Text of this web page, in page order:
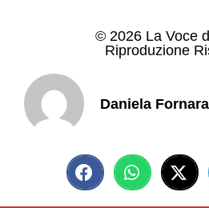
© 2026 La Voce
Riproduzione
Daniela Fornara